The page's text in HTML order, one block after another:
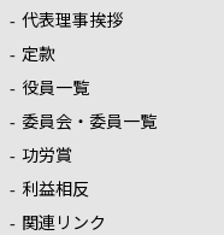
代表理事挨拶
定款
役員一覧
委員会・委員一覧
功労賞
利益相反
関連リンク